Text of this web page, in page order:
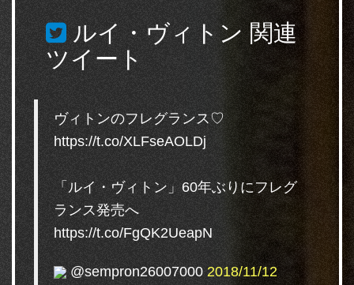
ルイ・ヴィトン 関連
ツイート
ヴィトンのフレグランス♡
https://t.co/XLFseAOLDj
「ルイ・ヴィトン」60年ぶりにフレグ
ランス発売へ
https://t.co/FgQK2UeapN
@sempron26007000 2018/11/12